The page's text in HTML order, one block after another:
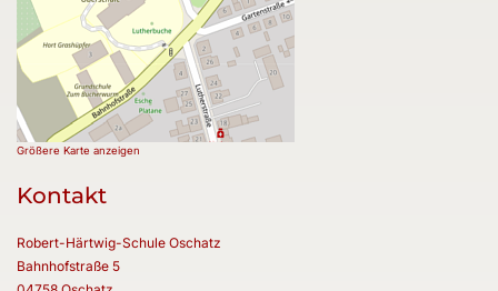
Größere Karte anzeigen
Kontakt
Robert-Härtwig-Schule Oschatz
Bahnhofstraße 5